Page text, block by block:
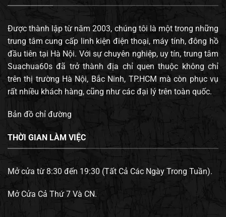
Được thành lập từ năm 2003, chúng tôi là một trong những
trung tâm cung cấp linh kiện điện thoại, máy tính, đông hồ
đầu tiên tại Hà Nội. Với sự chuyên nghiệp, uy tín, trung tâm
Suachua60s đã trở thành địa chỉ quen thuộc không chỉ
trên thị trường Hà Nội, Bắc Ninh, TP.HCM mà còn phục vụ
rất nhiều khách hàng, cũng như các đại lý trên toàn quốc.
Bản đồ chỉ đường
THỜI GIAN LÀM VIỆC
Mở cửa từ 8:30 đến 19:30 (Tất Cả Các Ngày Trong Tuần).
Mở Cửa Cả Thứ 7 Và CN.